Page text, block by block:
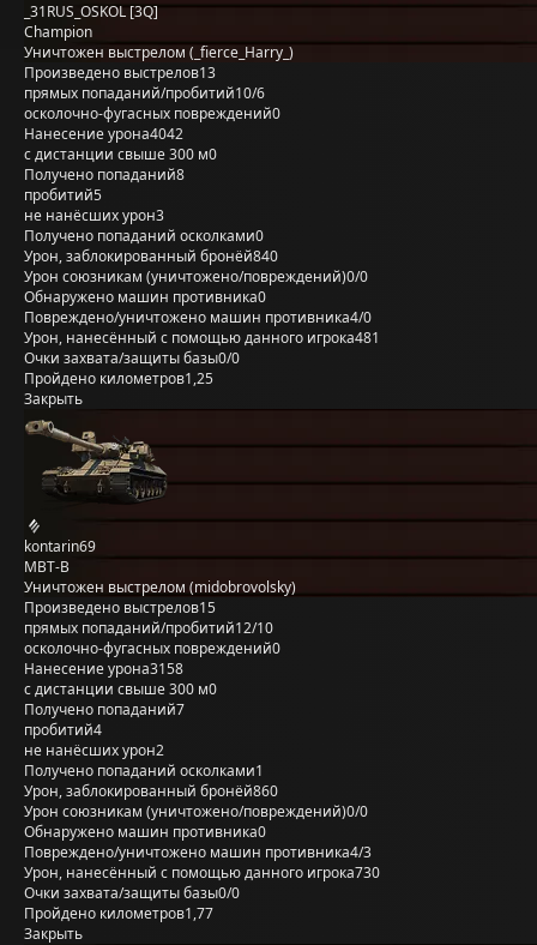
_31RUS_OSKOL [3Q]
Champion
Уничтожен выстрелом (_fierce_Harry_)
Произведено выстрелов13
прямых попаданий/пробитий10/6
осколочно-фугасных повреждений0
Нанесение урона4042
с дистанции свыше 300 м0
Получено попаданий8
пробитий5
не нанёсших урон3
Получено попаданий осколками0
Урон, заблокированный бронёй840
Урон союзникам (уничтожено/повреждений)0/0
Обнаружено машин противника0
Повреждено/уничтожено машин противника4/0
Урон, нанесённый с помощью данного игрока481
Очки захвата/защиты базы0/0
Пройдено километров1,25
Закрыть
kontarin69
MBT-B
Уничтожен выстрелом (midobrovolsky)
Произведено выстрелов15
прямых попаданий/пробитий12/10
осколочно-фугасных повреждений0
Нанесение урона3158
с дистанции свыше 300 м0
Получено попаданий7
пробитий4
не нанёсших урон2
Получено попаданий осколками1
Урон, заблокированный бронёй860
Урон союзникам (уничтожено/повреждений)0/0
Обнаружено машин противника0
Повреждено/уничтожено машин противника4/3
Урон, нанесённый с помощью данного игрока730
Очки захвата/защиты базы0/0
Пройдено километров1,77
Закрыть